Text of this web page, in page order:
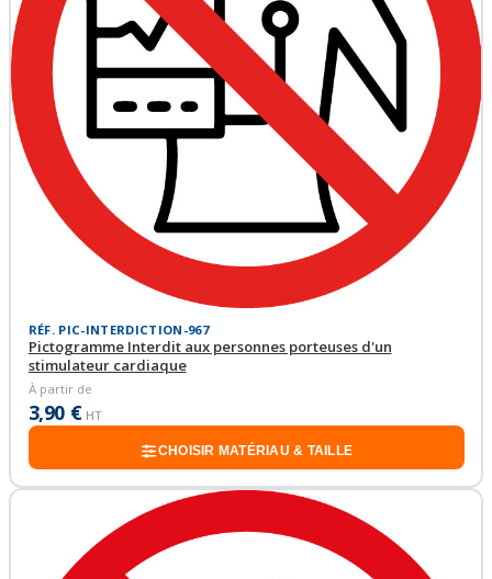
RÉF. PIC-INTERDICTION-967
Pictogramme Interdit aux personnes porteuses d'un
stimulateur cardiaque
À partir de
3,90 € HT
CHOISIR MATÉRIAU & TAILLE